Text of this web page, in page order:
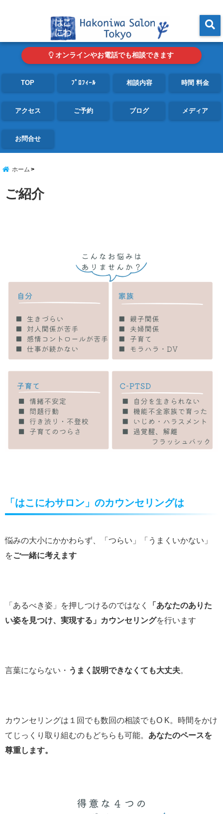
オンラインやお電話でも相談できます
TOP ﾌﾟﾛﾌｨｰﾙ 相談内容 時間 料金
アクセス ご予約 ブログ メディア
お問合せ
ホーム
ご紹介
「はこにわサロン」のカウンセリングは
悩みの大小にかかわらず、「つらい」「うまくいかない」
をご一緒に考えます
「あるべき姿」を押しつけるのではなく
「あなたのありた
い姿を見つけ、実現する」カウンセリングを行います
言葉にならない・ うまく説明できなくても大丈夫。
カウンセリングは１回でも数回の相談でもO K。時間をかけ
てじっくり取り組むのもどちらも可能。 あなたのペースを
尊重します。